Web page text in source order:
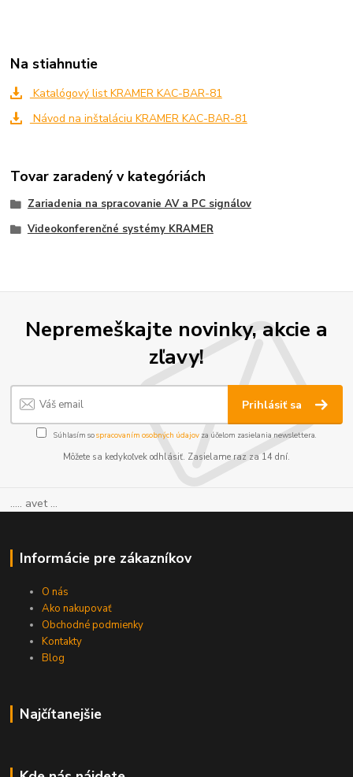
Na stiahnutie
Katalógový list KRAMER KAC-BAR-81
Návod na inštaláciu KRAMER KAC-BAR-81
Tovar zaradený v kategóriách
Zariadenia na spracovanie AV a PC signálov
Videokonferenčné systémy KRAMER
Nepremeškajte novinky, akcie a
zľavy!
Prihlásiť sa
Súhlasím sospracovaním osobných údajov za účelom zasielania newslettera.
Môžete sa kedykoľvek odhlásiť. Zasielame raz za 14 dní.
..... avet ...
Informácie pre zákazníkov
O nás
Ako nakupovať
Obchodné podmienky
Kontakty
Blog
Najčítanejšie